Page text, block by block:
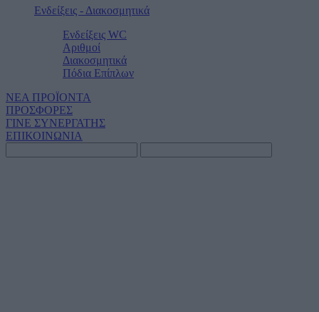
Ενδείξεις - Διακοσμητικά
Ενδείξεις WC
Αριθμοί
Διακοσμητικά
Πόδια Επίπλων
ΝΕΑ ΠΡΟΪΟΝΤΑ
ΠΡΟΣΦΟΡΕΣ
ΓΙΝΕ ΣΥΝΕΡΓΑΤΗΣ
ΕΠΙΚΟΙΝΩΝΙΑ